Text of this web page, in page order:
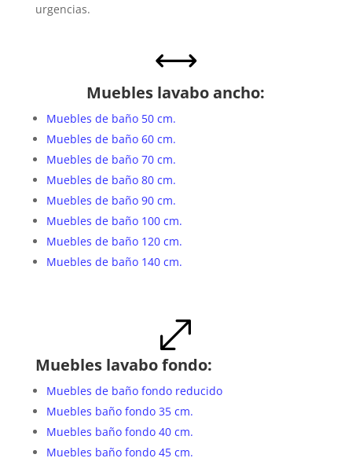
urgencias.
,
Muebles lavabo ancho:
Muebles de baño 50 cm.
Muebles de baño 60 cm.
Muebles de baño 70 cm.
Muebles de baño 80 cm.
Muebles de baño 90 cm.
Muebles de baño 100 cm.
Muebles de baño 120 cm.
Muebles de baño 140 cm.
.
Muebles lavabo fondo:
Muebles de baño fondo reducido
Muebles baño fondo 35 cm.
Muebles baño fondo 40 cm.
Muebles baño fondo 45 cm.